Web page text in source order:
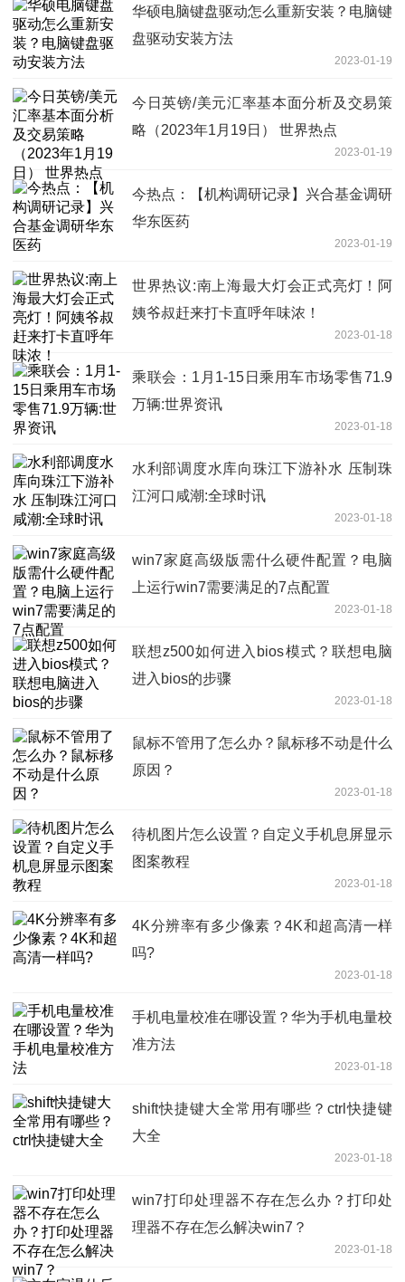
华硕电脑键盘驱动怎么重新安装？电脑键
盘驱动安装方法
2023-01-19
今日英镑/美元汇率基本面分析及交易策
略（2023年1月19日） 世界热点
2023-01-19
今热点：【机构调研记录】兴合基金调研
华东医药
2023-01-19
世界热议:南上海最大灯会正式亮灯！阿
姨爷叔赶来打卡直呼年味浓！
2023-01-18
乘联会：1月1-15日乘用车市场零售71.9
万辆:世界资讯
2023-01-18
水利部调度水库向珠江下游补水 压制珠
江河口咸潮:全球时讯
2023-01-18
win7家庭高级版需什么硬件配置？电脑
上运行win7需要满足的7点配置
2023-01-18
联想z500如何进入bios模式？联想电脑
进入bios的步骤
2023-01-18
鼠标不管用了怎么办？鼠标移不动是什么
原因？
2023-01-18
待机图片怎么设置？自定义手机息屏显示
图案教程
2023-01-18
4K分辨率有多少像素？4K和超高清一样
吗?
2023-01-18
手机电量校准在哪设置？华为手机电量校
准方法
2023-01-18
shift快捷键大全常用有哪些？ctrl快捷键
大全
2023-01-18
win7打印处理器不存在怎么办？打印处
理器不存在怎么解决win7？
2023-01-18